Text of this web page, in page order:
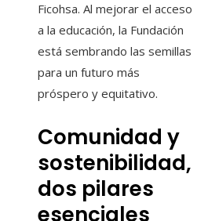
Ficohsa. Al mejorar el acceso
a la educación, la Fundación
está sembrando las semillas
para un futuro más
próspero y equitativo.
Comunidad y
sostenibilidad,
dos pilares
esenciales